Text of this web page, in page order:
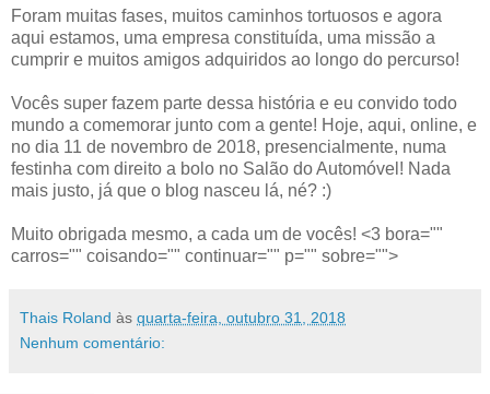
Foram muitas fases, muitos caminhos tortuosos e agora
aqui estamos, uma empresa constituída, uma missão a
cumprir e muitos amigos adquiridos ao longo do percurso!
Vocês super fazem parte dessa história e eu convido todo
mundo a comemorar junto com a gente! Hoje, aqui, online, e
no dia 11 de novembro de 2018, presencialmente, numa
festinha com direito a bolo no Salão do Automóvel! Nada
mais justo, já que o blog nasceu lá, né? :)
Muito obrigada mesmo, a cada um de vocês! <3 bora=""
carros="" coisando="" continuar="" p="" sobre="">
Thais Roland às quarta-feira, outubro 31, 2018
Nenhum comentário: